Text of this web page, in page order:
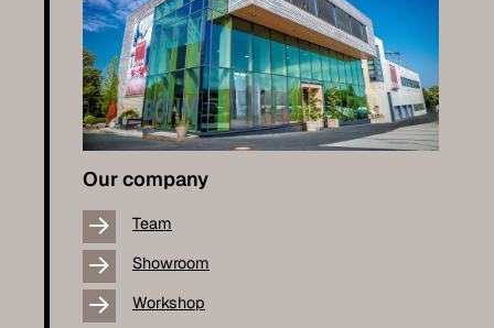
Our company
Team
Showroom
Workshop